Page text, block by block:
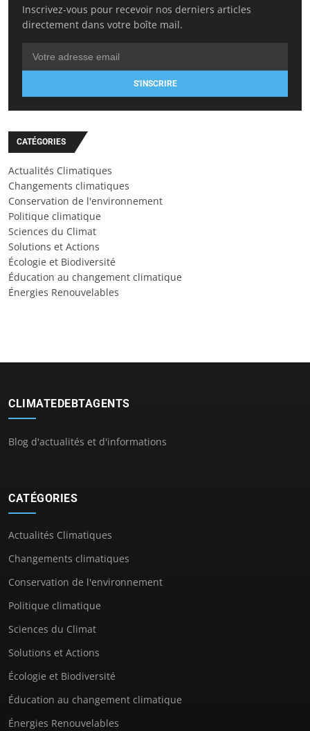
Inscrivez-vous pour recevoir nos derniers articles
directement dans votre boîte mail.
S'INSCRIRE
CATÉGORIES
Actualités Climatiques
Changements climatiques
Conservation de l'environnement
Politique climatique
Sciences du Climat
Solutions et Actions
Écologie et Biodiversité
Éducation au changement climatique
Énergies Renouvelables
CLIMATEDEBTAGENTS
Blog d'actualités et d'informations
CATÉGORIES
Actualités Climatiques
Changements climatiques
Conservation de l'environnement
Politique climatique
Sciences du Climat
Solutions et Actions
Écologie et Biodiversité
Éducation au changement climatique
Énergies Renouvelables